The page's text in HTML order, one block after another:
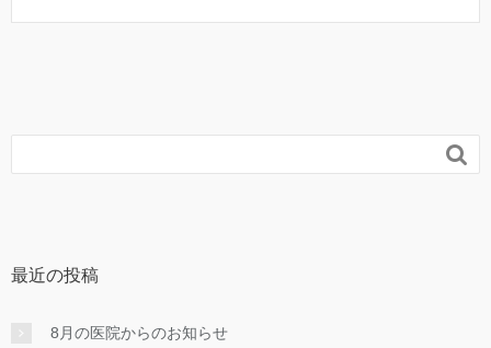

最近の投稿
8月の医院からのお知らせ